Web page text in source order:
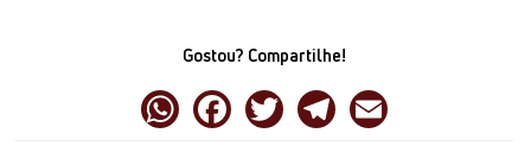
Gostou? Compartilhe!